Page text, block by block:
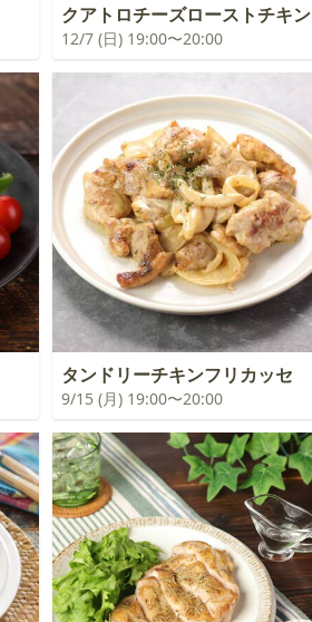
クアトロチーズローストチキン
12/7 (日) 19:00〜20:00
タンドリーチキンフリカッセ
9/15 (月) 19:00〜20:00